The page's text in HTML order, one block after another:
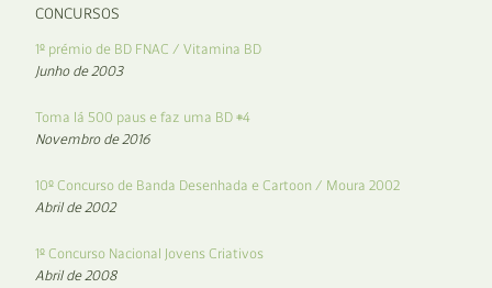
CONCURSOS
1º prémio de BD FNAC / Vitamina BD
Junho de 2003
Toma lá 500 paus e faz uma BD #4
Novembro de 2016
10º Concurso de Banda Desenhada e Cartoon / Moura 2002
Abril de 2002
1º Concurso Nacional Jovens Criativos
Abril de 2008